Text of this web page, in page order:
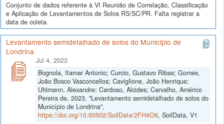
Conjunto de dados referente à VI Reunião de Correlação, Classificação
e Aplicação de Levantamentos de Solos RS/SC/PR. Falta registrar a
data de coleta.
Levantamento semidetalhado de solos do Município de
Londrina
Jul 4, 2023
Bognola, Itamar Antonio; Curcio, Gustavo Ribas; Gomes,
João Bosco Vasconcellos; Caviglione, João Henrique;
Uhlmann, Alexandre; Cardoso, Alcides; Carvalho, Américo
Pereira de, 2023, "Levantamento semidetalhado de solos do
Município de Londrina",
https://doi.org/10.60502/SoilData/2FH4O6, SoilData, V1